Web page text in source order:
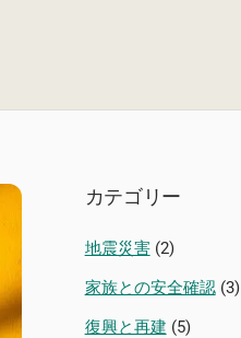
カテゴリー
地震災害(2)
家族との安全確認(3)
復興と再建 (5)